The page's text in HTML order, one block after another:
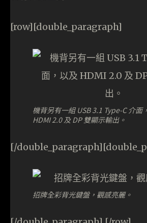
[row][double_paragraph]
機背另有一組 USB 3.1 Type-C 介面
HDMI 2.0 及 DP 雙顯示輸出。
[/
招牌全彩背光鍵盤，觀感亮麗。